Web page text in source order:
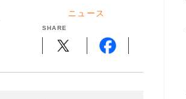
ニュース
SHARE